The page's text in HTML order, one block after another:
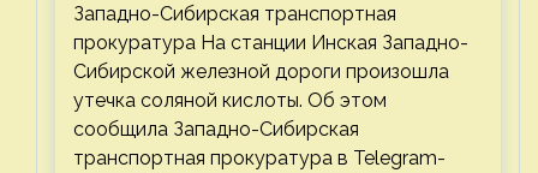
Западно-Сибирская транспортная
прокуратура На станции Инская Западно-
Сибирской железной дороги произошла
утечка соляной кислоты. Об этом
сообщила Западно-Сибирская
транспортная прокуратура в Telegram-